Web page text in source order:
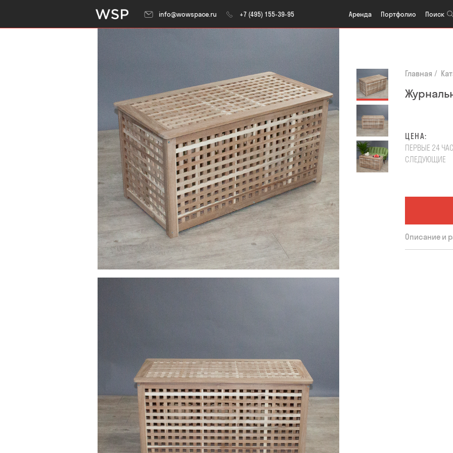
info@wowspace.ru +7 (495) 155-39-95 Aренда Портфолио Поиск
Главная
ЦЕНА:
ПЕРВЫЕ 24
СЛЕДУЮЩИЕ
Описание и